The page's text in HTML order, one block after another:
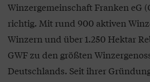
Winzergemeinschaft Franken eG
richtig. Mit rund 900 aktiven
Winzern und über 1.250 Hektar
GWF zu den größten
Deutschlands. Seit ihrer